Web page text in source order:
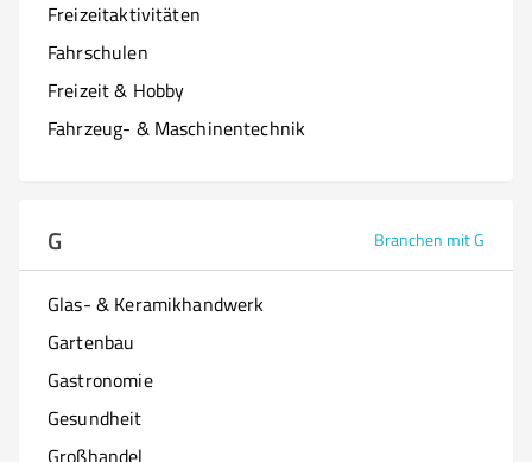
Freizeitaktivitäten
Fahrschulen
Freizeit & Hobby
Fahrzeug- & Maschinentechnik
G Branchen mit G
Glas- & Keramikhandwerk
Gartenbau
Gastronomie
Gesundheit
Großhandel